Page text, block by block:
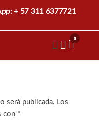
+ 57 311 6377721
0
será publicada. Los
con *